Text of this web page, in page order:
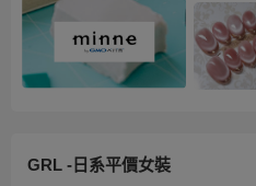
GRL -日系平價女裝